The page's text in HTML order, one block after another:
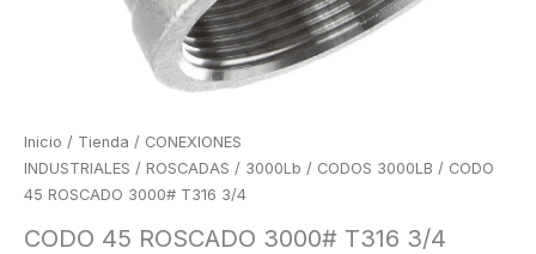
Inicio / Tienda / CONEXIONES
INDUSTRIALES / ROSCADAS / 3000Lb / CODOS 3000LB / CODO
45 ROSCADO 3000# T316 3/4
CODO 45 ROSCADO 3000# T316 3/4